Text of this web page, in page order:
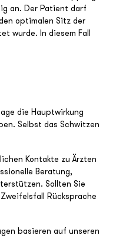
an. Der Patient darf
optimalen Sitz der
wurde. In diesem Fall
die Hauptwirkung
Selbst das Schwitzen
Kontakte zu Ärzten
Beratung,
Sollten Sie
Rücksprache
basieren auf unseren